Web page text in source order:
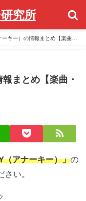
究所
キー）の情報まとめ【楽曲・
まとめ【楽曲・
（アナーキー）」の
い。